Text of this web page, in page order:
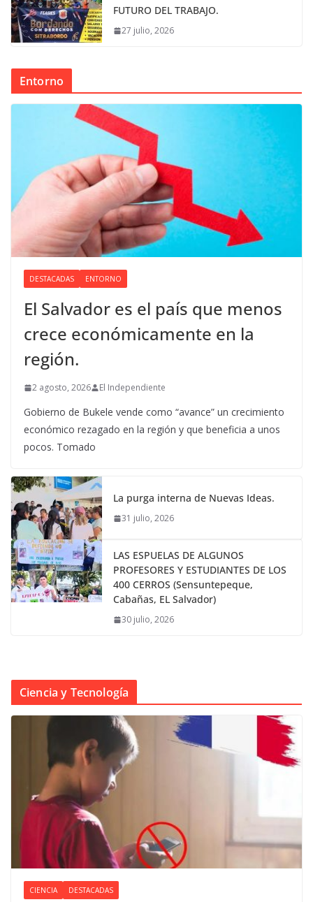
FUTURO DEL TRABAJO.
27 julio, 2026
Entorno
DESTACADAS ENTORNO
El Salvador es el país que menos
crece económicamente en la
región.
2 agosto, 2026 El Independiente
Gobierno de Bukele vende como “avance” un crecimiento
económico rezagado en la región y que beneficia a unos
pocos. Tomado
La purga interna de Nuevas Ideas.
31 julio, 2026
LAS ESPUELAS DE ALGUNOS
PROFESORES Y ESTUDIANTES DE LOS
400 CERROS (Sensuntepeque,
Cabañas, EL Salvador)
30 julio, 2026
Ciencia y Tecnología
CIENCIA DESTACADAS